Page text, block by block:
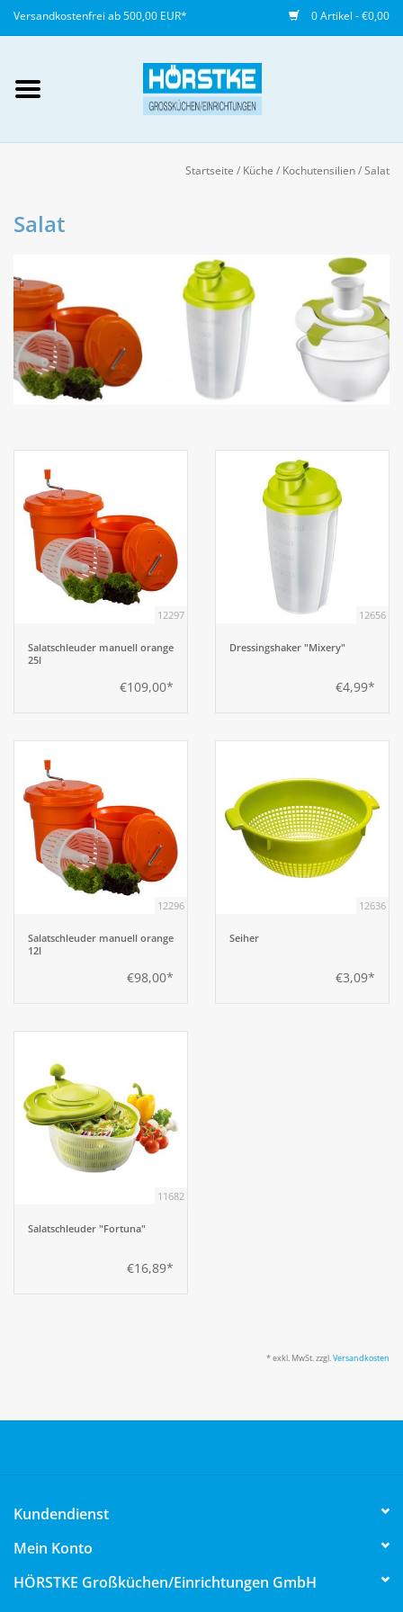
Versandkostenfrei ab 500,00 EUR* 0 Artikel - €0,00
anlegen
Gedeckter Tisch
Buffet
Fingerfood
Aufsteller
Bar
Tafeln
Einrichtung
Berufsbekleidung
Küchenmöbel
Startseite / Küche / Kochutensilien/Salat
Salat
12297
Salatschleuder manuell orange
25l
€109,00*
12656
Dressingshaker "Mixery"
€4,99*
12296
Salatschleuder manuell orange
12l
€98,00*
12636
Seiher
€3,09*
11682
Salatschleuder "Fortuna"
€16,89*
* exkl. MwSt. zzgl.Versandkosten
Kundendienst
Mein Konto
HÖRSTKE Großküchen/Einrichtungen GmbH